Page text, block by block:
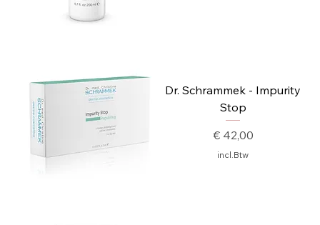
Dr. Schrammek - Impurity
Stop
Prijs
€ 42,00
incl.Btw